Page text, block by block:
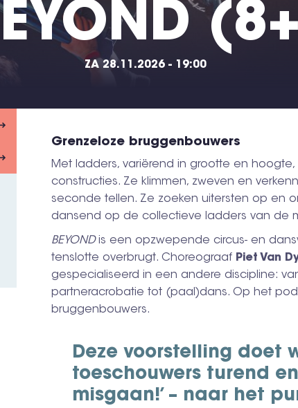
ZA 28.11.2026 - 19:00
Grenzeloze bruggenbouwers
Met ladders, variërend in grootte en
constructies. Ze klimmen, zweven en
seconde tellen. Ze zoeken uitersten op en
dansend op de collectieve ladders van de
BEYONDis een opzwepende circus- en
tenslotte overbrugt. Choreograaf Piet Van
gespecialiseerd in een andere discipline:
partneracrobatie tot (paal)dans. Op het
bruggenbouwers.
Deze voorstelling doet
toeschouwers turend
misgaan!’ – naar het